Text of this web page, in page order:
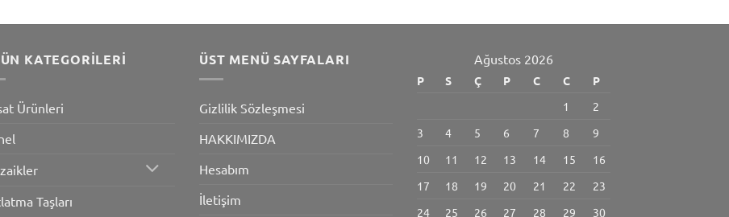
KATEGORILERI
Ürünleri
Taşları
ÜST MENÜ SAYFALARI
Gizlilik Sözleşmesi
HAKKIMIZDA
Hesabım
İletişim
Ağustos 2026
P S Ç P C C
P
1
2
3
4 5 6 7 8
9
10
11 12 13 14 15
16
17
18 19 20 21 22
23
24
25 26 27 28 29 30